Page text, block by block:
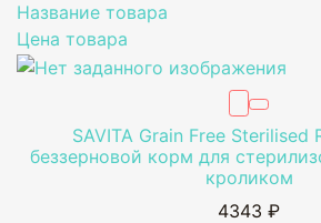
Название товара
Цена товара
SAVITA Grain Free Sterilised
беззерновой корм для
кроликом
4343 ₽